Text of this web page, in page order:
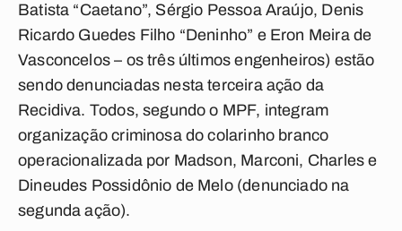
Batista “Caetano”, Sérgio Pessoa Araújo, Denis
Ricardo Guedes Filho “Deninho” e Eron Meira de
Vasconcelos – os três últimos engenheiros) estão
sendo denunciadas nesta terceira ação da
Recidiva. Todos, segundo o MPF, integram
organização criminosa do colarinho branco
operacionalizada por Madson, Marconi, Charles e
Dineudes Possidônio de Melo (denunciado na
segunda ação).